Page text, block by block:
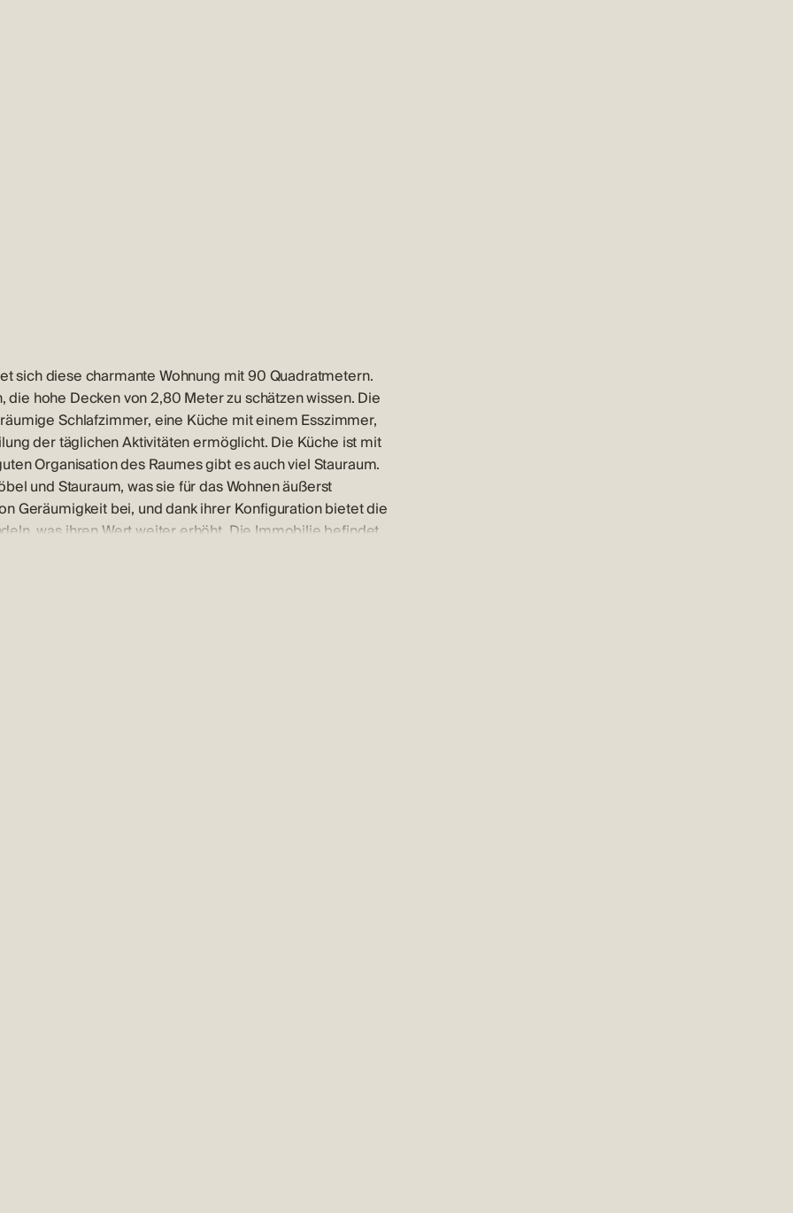
sich diese charmante Wohnung mit 90 Quadratmetern.
hohe Decken von 2,80 Meter zu schätzen wissen. Die
Schlafzimmer, eine Küche mit einem Esszimmer,
der täglichen Aktivitäten ermöglicht. Die Küche ist mit
Organisation des Raumes gibt es auch viel Stauraum.
und Stauraum, was sie für das Wohnen äußerst
Geräumigkeit bei, und dank ihrer Konfiguration bietet die
was ihren Wert weiter erhöht. Die Immobilie befindet
für diejenigen macht, die in der Nähe der